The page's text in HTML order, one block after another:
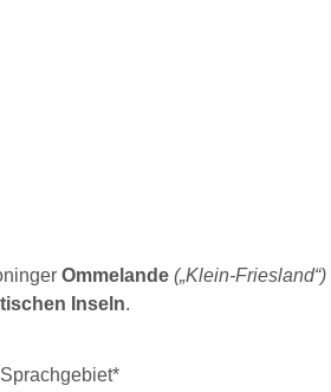
Ommelande („Klein-Friesland“)
Inseln.